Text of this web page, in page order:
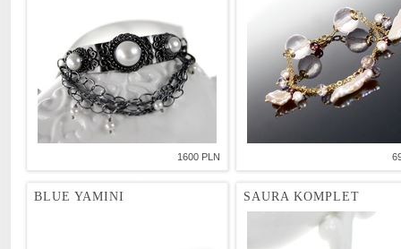
1600 PLN
BLUE YAMINI SAURA KOMPLET